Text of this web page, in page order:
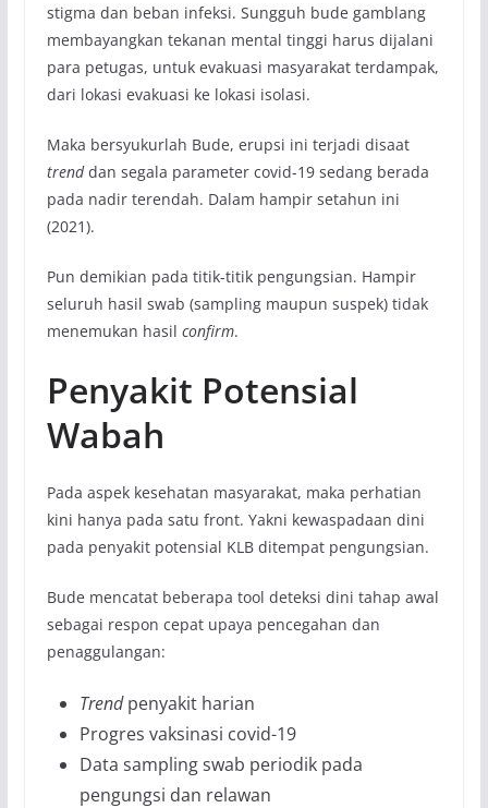
stigma dan beban infeksi. Sungguh bude gamblang
membayangkan tekanan mental tinggi harus dijalani
para petugas, untuk evakuasi masyarakat terdampak,
dari lokasi evakuasi ke lokasi isolasi.
Maka bersyukurlah Bude, erupsi ini terjadi disaat
trenddan segala parameter covid-19 sedang berada
pada nadir terendah. Dalam hampir setahun ini
(2021).
Pun demikian pada titik-titik pengungsian. Hampir
seluruh hasil swab (sampling maupun suspek) tidak
menemukan hasil confirm.
Penyakit Potensial
Wabah
Pada aspek kesehatan masyarakat, maka perhatian
kini hanya pada satu front. Yakni kewaspadaan dini
pada penyakit potensial KLB ditempat pengungsian.
Bude mencatat beberapa tool deteksi dini tahap awal
sebagai respon cepat upaya pencegahan dan
penaggulangan:
Trendpenyakit harian
Progres vaksinasi covid-19
Data sampling swab periodik pada
pengungsi dan relawan